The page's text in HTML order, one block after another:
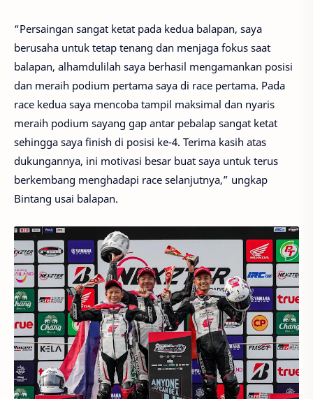
“Persaingan sangat ketat pada kedua balapan, saya
berusaha untuk tetap tenang dan menjaga fokus saat
balapan, alhamdulilah saya berhasil mengamankan posisi
dan meraih podium pertama saya di race pertama. Pada
race kedua saya mencoba tampil maksimal dan nyaris
meraih podium sayang gap antar pebalap sangat ketat
sehingga saya finish di posisi ke-4. Terima kasih atas
dukungannya, ini motivasi besar buat saya untuk terus
berkembang menghadapi race selanjutnya,” ungkap
Bintang usai balapan.